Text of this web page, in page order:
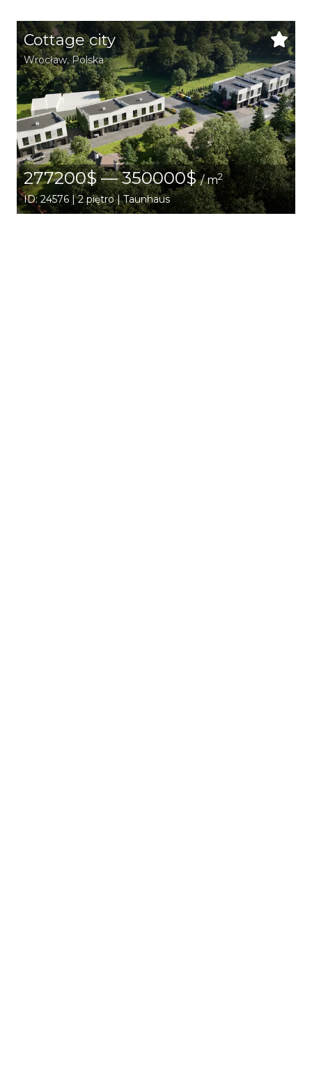
Cottage city
Wrocław,Polska
277200$ — 350000$/ m2
ID: 24576 | 2 piętro | Taunhaus